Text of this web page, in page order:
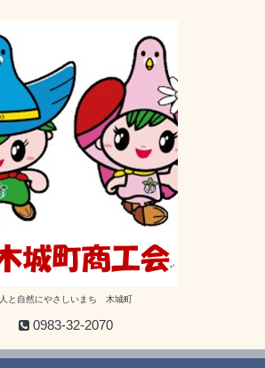
人と自然にやさしいまち 木城町
0983-32-2070